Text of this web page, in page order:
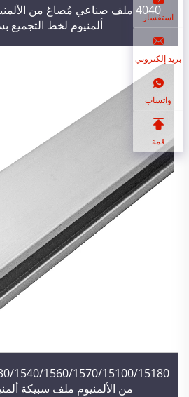
ألمنيوم لخط التجميع
من الألمنيوم ملف سبيكة
استفسار
بريد إلكتروني
واتساب
قمة